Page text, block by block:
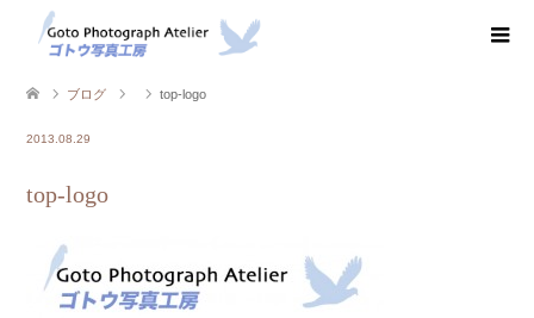
ブログ top-logo
2013.08.29
top-logo